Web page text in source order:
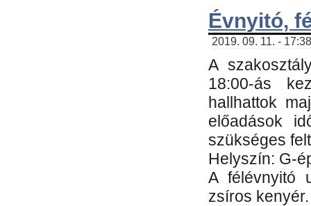
Évnyitó,
2019. 09. 11. -
A
18:00-ás
hallhattok
előadások
szükséges
Helyszín: G-
A félévnyitó
zsíros kenyér.